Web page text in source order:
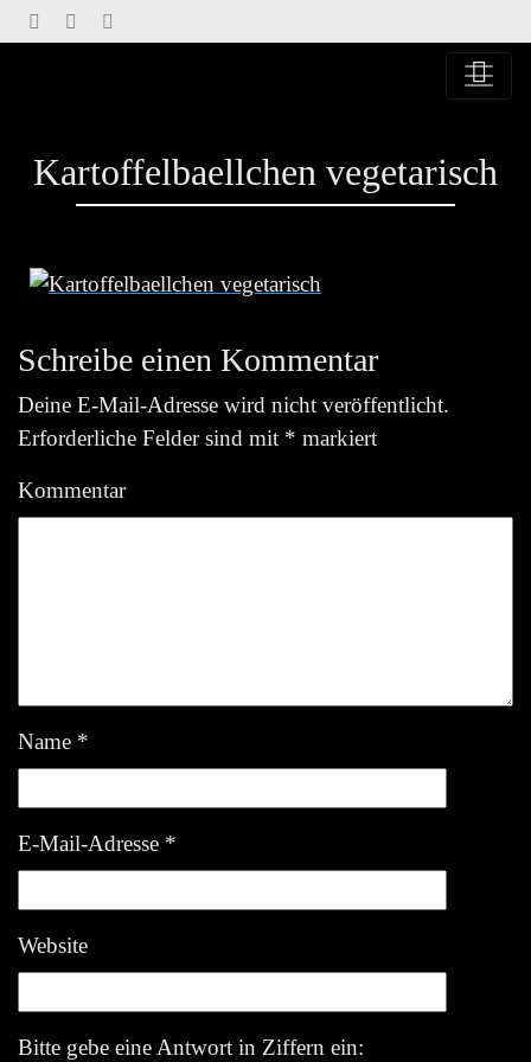
Springe
zu
Kartoffelbaellchen vegetarisch
Schreibe einen Kommentar
Deine E-Mail-Adresse wird nicht veröffentlicht.
Erforderliche Felder sind mit * markiert
Kommentar
Name *
E-Mail-Adresse *
Website
Bitte gebe eine Antwort in Ziffern ein: